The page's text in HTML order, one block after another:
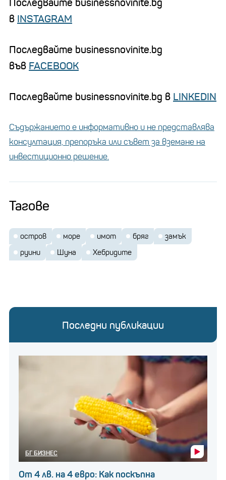
Последвайте businessnovinite.bg
в INSTAGRAM
Последвайте businessnovinite.bg
във FACEBOOK
Последвайте businessnovinite.bg в LINKEDIN
Съдържанието е информативно и не представлява
консултация, препоръка или съвет за вземане на
инвестиционно решение.
Тагове
остров море имот бряг
замък
руини
Шуна Хебридите
Последни публикации
БГ БИЗНЕС
От 4 лв. на 4 евро: Как поскъпна